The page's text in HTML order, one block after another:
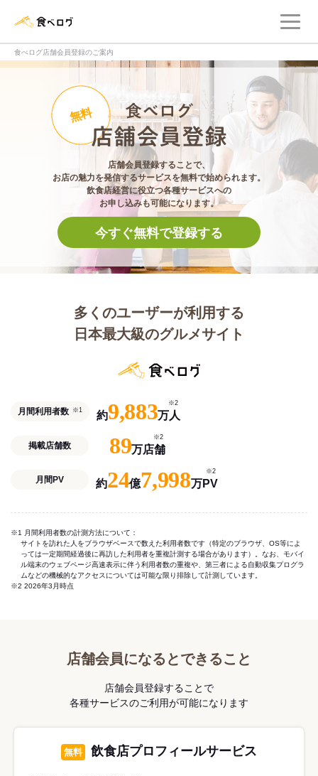
食べログ店舗会員登録のご案内
食べログ店舗会員
無料
店舗会員登録することで、
お店の魅力を発信するサービスを無料で始められます。
飲食店経営に役立つ各種サービスへの
お申し込みも可能になります。
今すぐ無料で登録する
多くのユーザーが利用する
日本最大級のグルメサイト
月間利用者数 ※1 約9,883万人
※2
掲載店舗数 89万店舗
※2
月間PV 約24億7,998万PV
※2
※1 月間利用者数の計測方法について：
サイトを訪れた人をブラウザベースで数えた利用者数です（特定のブラウザ、OS等によ
っては一定期間経過後に再訪した利用者を重複計測する場合があります）。なお、モバイ
ル端末のウェブページ高速表示に伴う利用者数の重複や、第三者による自動収集プログラ
ムなどの機械的なアクセスについては可能な限り排除して計測しています。
※2 2026年3月時点
店舗会員になるとできること
店舗会員登録することで
各種サービスのご利用が可能になります
無料 飲食店プロフィールサービス